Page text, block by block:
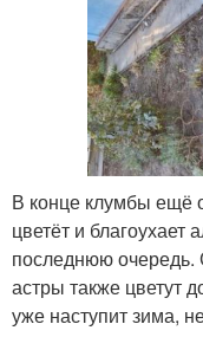
В конце клумбы ещё
цветёт и благоухает
последнюю очередь.
астры также цветут
уже наступит зима,